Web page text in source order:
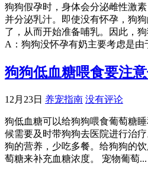
狗狗假孕时，身体会分泌雌性激
并分泌乳汁。即使没有怀孕，狗
了，从而开始准备哺乳。因此，
A：狗狗没怀孕有奶主要考虑是由
狗狗低血糖喂食要注
12月23日 养宠指南 没有评论
狗低血糖可以给狗狗喂食葡萄糖
候需要及时带狗狗去医院进行治
狗的营养，少吃多餐。给狗狗的
萄糖来补充血糖浓度。 宠物葡萄...